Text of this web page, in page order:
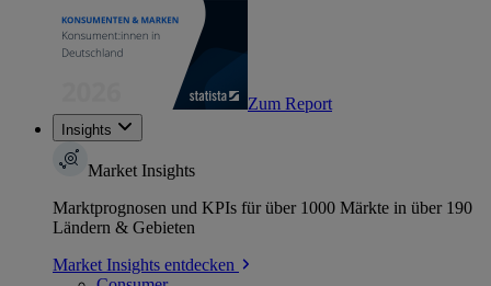
Zum Report
Insights
Market Insights
Marktprognosen und KPIs für über 1000 Märkte in über 190
Ländern & Gebieten
Market Insights entdecken